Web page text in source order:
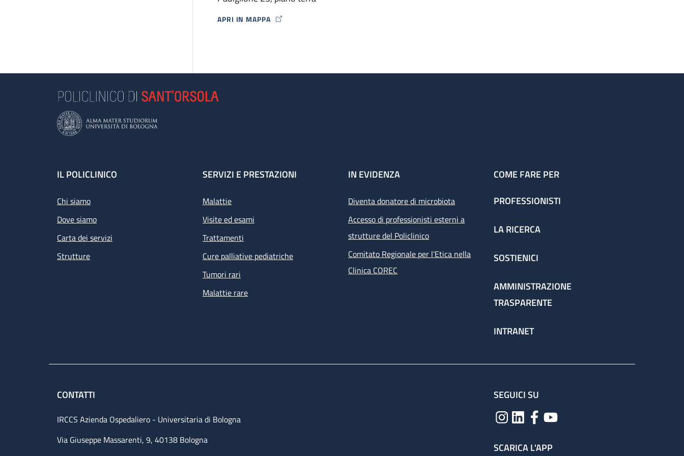
Cuori.
APRI IN MAPPA
MAP ICON
Footer
IL POLICLINICO
Chi siamo
Dove siamo
Carta dei servizi
Strutture
SERVIZI E PRESTAZIONI
Malattie
Visite ed esami
Trattamenti
Cure palliative pediatriche
Tumori rari
Malattie rare
IN EVIDENZA
Diventa donatore di microbiota
Accesso di professionisti esterni a
strutture del Policlinico
Comitato Regionale per l’Etica nella
Clinica COREC
COME FARE PER
PROFESSIONISTI
LA RICERCA
SOSTIENICI
AMMINISTRAZIONE
TRASPARENTE
INTRANET
CONTATTI
IRCCS Azienda Ospedaliero - Universitaria di Bologna
Via Giuseppe Massarenti, 9, 40138 Bologna
SEGUICI SU
SCARICA L'APP